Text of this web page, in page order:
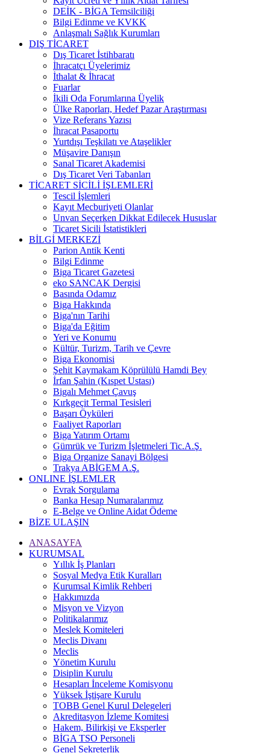
DEİK - BİGA Temsilciliği
Bilgi Edinme ve KVKK
Anlaşmalı Sağlık Kurumları
DIŞ TİCARET
Dış Ticaret İstihbaratı
İhracatçı Üyelerimiz
İthalat & İhracat
Fuarlar
İkili Oda Forumlarına Üyelik
Ülke Raporları, Hedef Pazar Araştırması
Vize Referans Yazısı
İhracat Pasaportu
Yurtdışı Teşkilatı ve Ataşelikler
Müşavire Danışın
Sanal Ticaret Akademisi
Dış Ticaret Veri Tabanları
TİCARET SİCİLİ İŞLEMLERİ
Tescil İşlemleri
Kayıt Mecburiyeti Olanlar
Unvan Seçerken Dikkat Edilecek Hususlar
Ticaret Sicili İstatistikleri
BİLGİ MERKEZİ
Parion Antik Kenti
Bilgi Edinme
Biga Ticaret Gazetesi
eko SANCAK Dergisi
Basında Odamız
Biga Hakkında
Biga'nın Tarihi
Biga'da Eğitim
Yeri ve Konumu
Kültür, Turizm, Tarih ve Çevre
Biga Ekonomisi
Şehit Kaymakam Köprülülü Hamdi Bey
İrfan Şahin (Kıspet Ustası)
Bigalı Mehmet Çavuş
Kırkgeçit Termal Tesisleri
Başarı Öyküleri
Faaliyet Raporları
Biga Yatırım Ortamı
Gümrük ve Turizm İşletmeleri Tic.A.Ş.
Biga Organize Sanayi Bölgesi
Trakya ABİGEM A.Ş.
ONLINE İŞLEMLER
Evrak Sorgulama
Banka Hesap Numaralarımız
E-Belge ve Online Aidat Ödeme
BİZE ULAŞIN
ANASAYFA
KURUMSAL
Yıllık İş Planları
Sosyal Medya Etik Kuralları
Kurumsal Kimlik Rehberi
Hakkımızda
Misyon ve Vizyon
Politikalarımız
Meslek Komiteleri
Meclis Divanı
Meclis
Yönetim Kurulu
Disiplin Kurulu
Hesapları İnceleme Komisyonu
Yüksek İştişare Kurulu
TOBB Genel Kurul Delegeleri
Akreditasyon İzleme Komitesi
Hakem, Bilirkişi ve Eksperler
BİGA TSO Personeli
Genel Sekreterlik